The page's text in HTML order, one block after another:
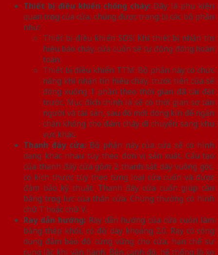
Thiết bị điều khiển chống cháy:Đây là phụ kiện
quan trọng của cửa, chúng được trang bị các bộ phận
như:
Thiết bị điều khiển SDS: Khi thiết bị nhận tín
hiệu báo cháy, cửa cuốn sẽ tự động đóng hoàn
toàn.
Thiết bị điều khiển TTM: Bộ phận này có chức
năng khi nhận tín hiệu cháy, trước tiên của sẽ
đóng xuống 1 phần theo thời gian đã cài đặt
trước. Mục đích chính là sẽ có thời gian sơ tán
người và tài sản, sau đó mới đóng kín để ngăn
chặn không cho đám cháy di chuyển sang khu
vực khác.
Thanh đáy cửa:Bộ phận này của cửa sẽ có hình
dạng khác nhau tùy theo đơn vị sản xuất. Cấu tạo
của thanh đáy cửa gồm 2 thanh sắt dày vuông góc,
có kích thước tùy theo từng loại cửa cuốn và được
đảm bảo kỹ thuật. Thanh đáy cửa cuốn giúp cân
bằng trọng lực của thân cửa. Chúng thường có hình
chữ T hoặc chữ V.
Ray dẫn hướng: Ray dẫn hướng của cửa cuốn làm
bằng thép khối, có độ dày khoảng 2.0. Ray có công
dụng đảm bảo độ cứng vững cho cửa, hạn chế sự
rung lắc khi vận hành. Bên cạnh đó, hệ thống lò xo